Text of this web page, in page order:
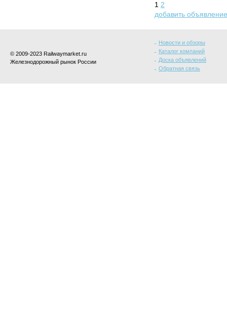
1 2
добавить объявление
© 2009-2023 Railwaymarket.ru
Железнодорожный рынок России
Новости и обзоры
Каталог компаний
Доска объявлений
Обратная связь